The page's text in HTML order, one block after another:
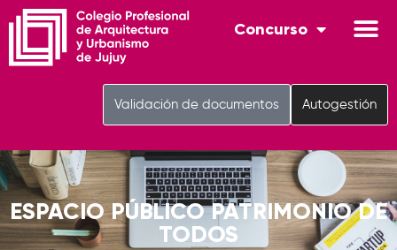
Autogestión
Validación de documentos
Concurso
ESPACIO PÚBLICO PATRIMONIO DE
TODOS